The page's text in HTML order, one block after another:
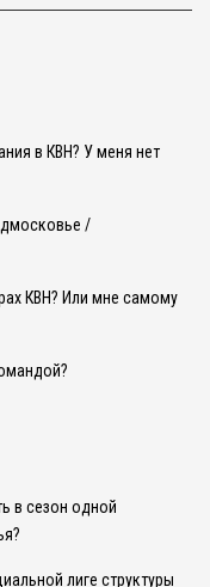
в КВН? У меня нет
/
КВН? Или мне самому
в сезон одной
лиге структуры